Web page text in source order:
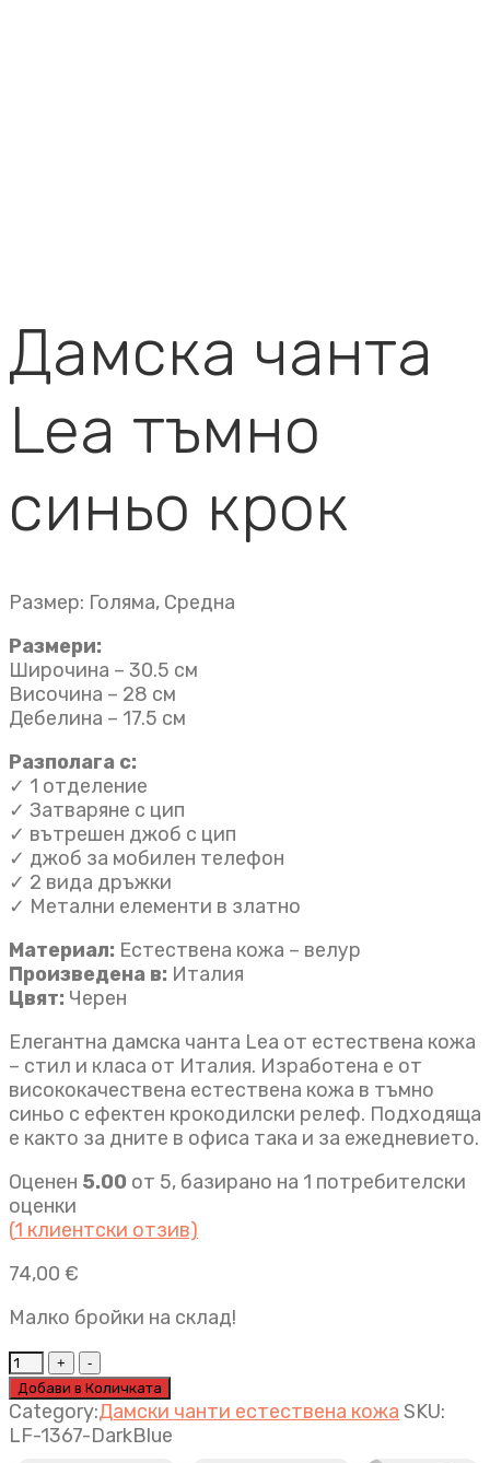
Дамска чанта
Lea тъмно
синьо крок
Размер: Голяма, Средна
Размери:
Широчина – 30.5 см
Височина – 28 см
Дебелина – 17.5 см
Разполага с:
✓ 1 отделениe
✓ Затваряне с цип
✓ вътрешен джоб с цип
✓ джоб за мобилен телефон
✓ 2 вида дръжки
✓ Метални елементи в златно
Материал: Естествена кожа – велур
Произведена в: Италия
Цвят: Черен
Елегантна дамска чанта Lea от естествена кожа
– стил и класа от Италия. Изработена е от
висококачествена естествена кожа в тъмно
синьо с ефектен крокодилски релеф. Подходяща
е както за дните в офиса така и за ежедневието.
Оценен 5.00 от 5, базирано на 1 потребителски
оценки
(1 клиентски отзив)
74,00 €
Малко бройки на склад!
Дамска
чанта
Lea
тъмно
Добави в Количката
Category:Дамски чанти естествена кожа SKU:
LF-1367-DarkBlue